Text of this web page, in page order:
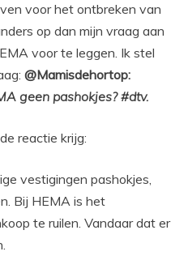
voor het ontbreken van
op dan mijn vraag aan
voor te leggen. Ik stel
@Mamisdehortop:
geen pashokjes? #dtv.
reactie krijg:
vestigingen pashokjes,
Bij HEMA is het
te ruilen. Vandaar dat er